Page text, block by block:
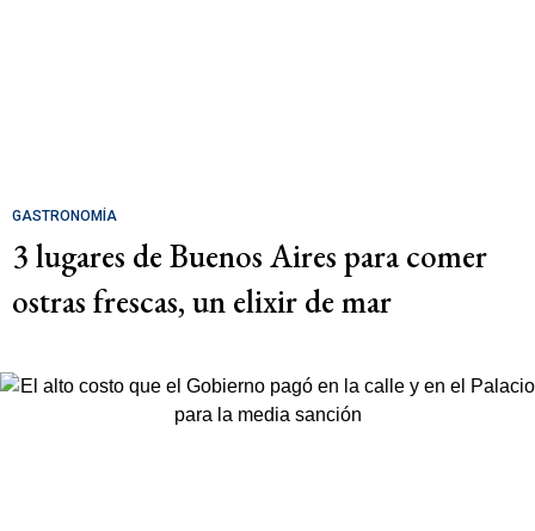
GASTRONOMÍA
3 lugares de Buenos Aires para comer
ostras frescas, un elixir de mar